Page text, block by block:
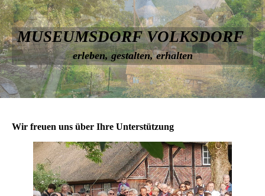
MUSEUMSDORF VOLKSDORF
erleben, gestalten, erhalten
Wir freuen uns über Ihre Unterstützung